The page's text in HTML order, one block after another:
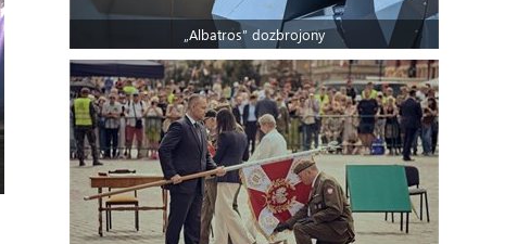
„Albatros” dozbrojony